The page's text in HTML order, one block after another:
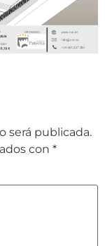
será publicada.
con *